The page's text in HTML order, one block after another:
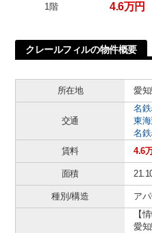
1階
4.6万円
クレールフィルの物件概要
所在地
愛
交通
名
東
名
賃料
4.6
面積
種別/構造 ア
【
愛